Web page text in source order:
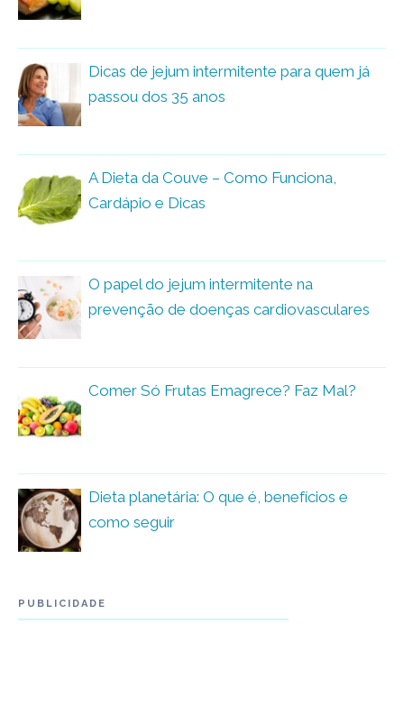
Dicas de jejum intermitente para quem já
passou dos 35 anos
A Dieta da Couve – Como Funciona,
Cardápio e Dicas
O papel do jejum intermitente na
prevenção de doenças cardiovasculares
Comer Só Frutas Emagrece? Faz Mal?
Dieta planetária: O que é, benefícios e
como seguir
PUBLICIDADE